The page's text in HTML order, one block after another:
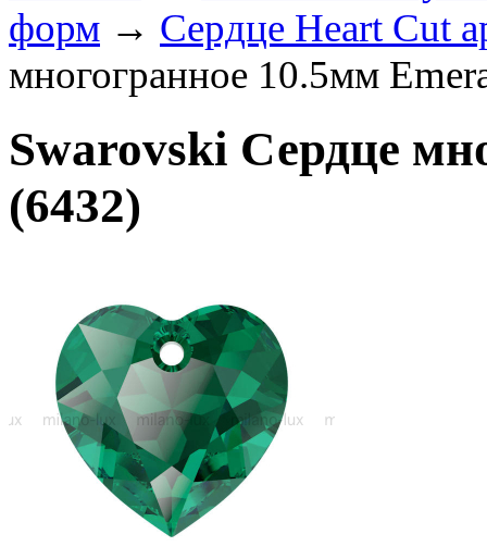
форм → Сердце Heart Cut
многогранное 10.5мм
Swarovski Сердце
(6432)